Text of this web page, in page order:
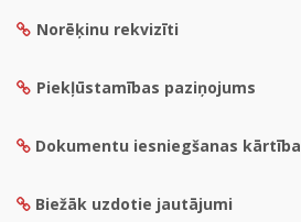
Norēķinu rekvizīti
Piekļūstamības paziņojums
Dokumentu iesniegšanas kārtība
Biežāk uzdotie jautājumi